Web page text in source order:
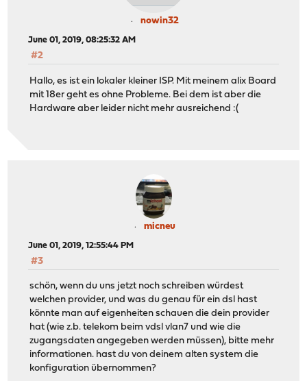
nowin32
June 01, 2019, 08:25:32 AM
#2
Hallo, es ist ein lokaler kleiner ISP. Mit meinem alix Board
mit 18er geht es ohne Probleme. Bei dem ist aber die
Hardware aber leider nicht mehr ausreichend :(
micneu
June 01, 2019, 12:55:44 PM
#3
schön, wenn du uns jetzt noch schreiben würdest
welchen provider, und was du genau für ein dsl hast
könnte man auf eigenheiten schauen die dein provider
hat (wie z.b. telekom beim vdsl vlan7 und wie die
zugangsdaten angegeben werden müssen), bitte mehr
informationen. hast du von deinem alten system die
konfiguration übernommen?